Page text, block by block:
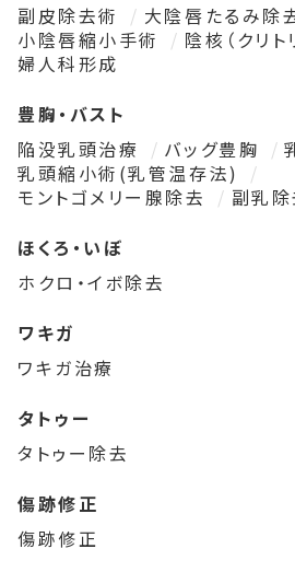
副皮除去術
大陰唇たるみ除
小陰唇縮小手術
陰核（クリ
婦人科形成
豊胸・バスト
陥没乳頭治療
バッグ豊胸
乳頭縮小術(乳管温存法)
モントゴメリー腺除去
副乳除
ほくろ・いぼ
ホクロ・イボ除去
ワキガ
ワキガ治療
タトゥー
タトゥー除去
傷跡修正
傷跡修正